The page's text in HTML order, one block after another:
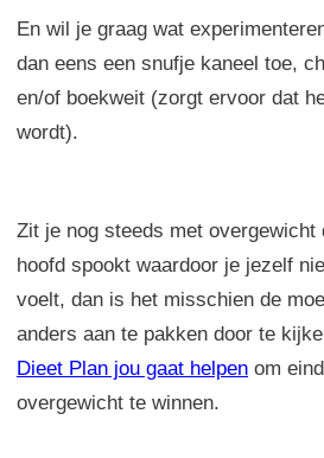
En wil je graag wat
dan eens een snufje kaneel toe,
en/of boekweit (zorgt ervoor dat
wordt).
Zit je nog steeds met overgewicht
hoofd spookt waardoor je jezelf
voelt, dan is het misschien de
anders aan te pakken door te
Dieet Plan jou gaat helpen om
overgewicht te winnen.